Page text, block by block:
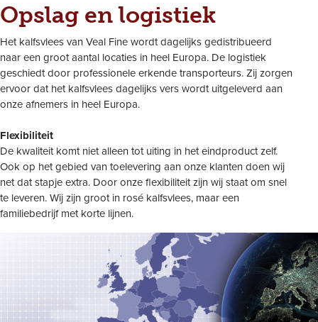
Opslag en logistiek
Het kalfsvlees van Veal Fine wordt dagelijks gedistribueerd
naar een groot aantal locaties in heel Europa. De logistiek
geschiedt door professionele erkende transporteurs. Zij zorgen
ervoor dat het kalfsvlees dagelijks vers wordt uitgeleverd aan
onze afnemers in heel Europa.
Flexibiliteit
De kwaliteit komt niet alleen tot uiting in het eindproduct zelf.
Ook op het gebied van toelevering aan onze klanten doen wij
net dat stapje extra. Door onze flexibiliteit zijn wij staat om snel
te leveren. Wij zijn groot in rosé kalfsvlees, maar een
familiebedrijf met korte lijnen.